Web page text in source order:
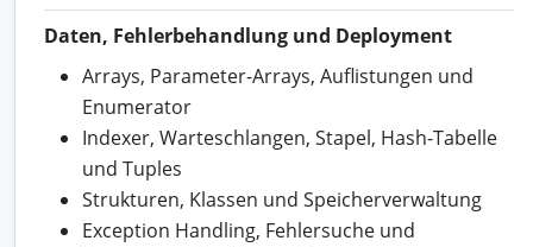
Daten, Fehlerbehandlung und Deployment
Arrays, Parameter-Arrays, Auflistungen und
Enumerator
Indexer, Warteschlangen, Stapel, Hash-Tabelle
und Tuples
Strukturen, Klassen und Speicherverwaltung
Exception Handling, Fehlersuche und